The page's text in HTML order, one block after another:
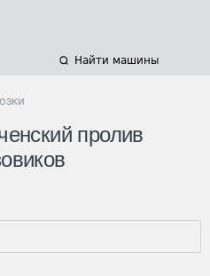
Найти машины
пролив